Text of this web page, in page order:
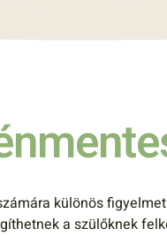
különös
a szülőknek